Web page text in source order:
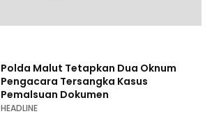
Polda Malut Tetapkan Dua Oknum
Pengacara Tersangka Kasus
Pemalsuan Dokumen
HEADLINE